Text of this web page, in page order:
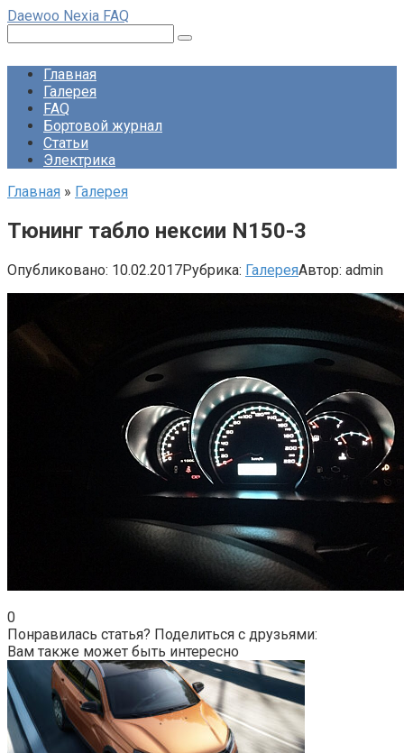
Перейти
контенту
Daewoo Nexia FAQ
Главная
Галерея
FAQ
Бортовой журнал
Статьи
Электрика
Главная » Галерея
Тюнинг табло нексии N150-3
Опубликовано: 10.02.2017Рубрика: ГалереяАвтор: admin
0
Понравилась статья? Поделиться с друзьями:
Вам также может быть интересно